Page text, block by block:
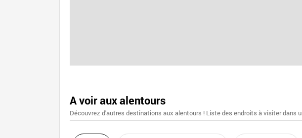
A voir aux alentours
Découvrez d'autres destinations aux alentours ! Liste des endroits à visiter dans